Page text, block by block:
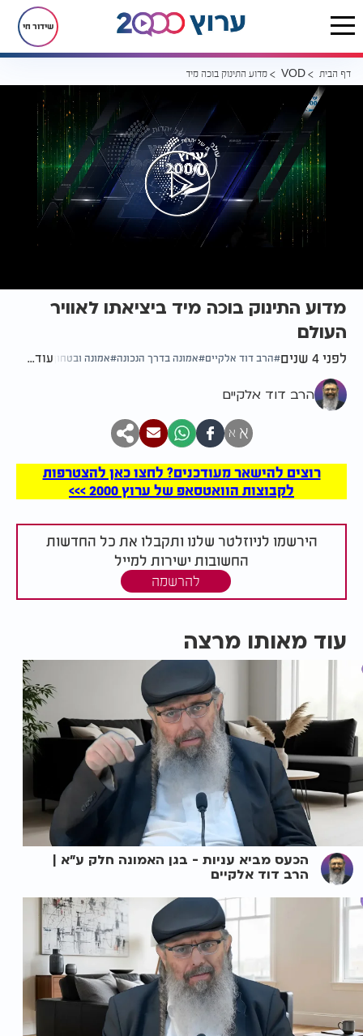
שידור חי
דף הבית VOD מדוע התינוק בוכה מיד ביציאתו לאוויר העולם
מדוע התינוק בוכה מיד ביציאתו לאוויר
העולם
לפני 4 שנים הרב דוד אלקיים אמונה בדרך הנכונה אמונה ובטחון עוד...
הרב דוד אלקיים
א א
רוצים להישאר מעודכנים? לחצו כאן להצטרפות
לקבוצות הוואטסאפ של ערוץ 2000 >>>
הירשמו לניוזלטר שלנו ותקבלו את כל החדשות
החשובות ישירות למייל
להרשמה
עוד מאותו מרצה
הכעס מביא עניות - בגן האמונה חלק ע"א |
הרב דוד אלקיים